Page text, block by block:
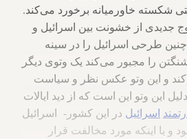
شکسته خاورمیانه برخورد می‌کند.
جدیدی از خشونت بین اسرائیل و
طرحی اسرائیل را در سینه
را مجبور می‌کند یک وتوی دیگر
و این وتو عکس نظر و سیاست
این وتو این است که از دید ایالات
اسرائیل در این کشور- اسرائیل
و یا اینکه مورد مخالفت قرار